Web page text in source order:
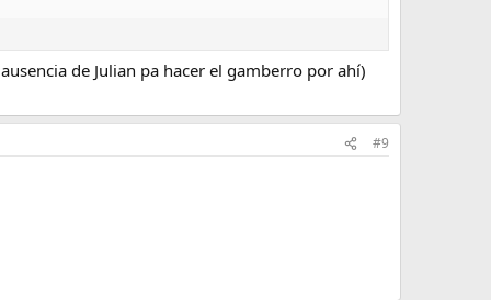
de Julian pa hacer el gamberro por ahí)
#9